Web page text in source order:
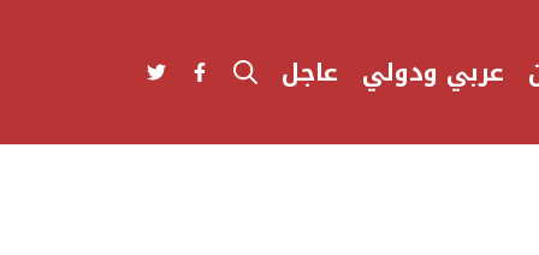
عربي ودولي عاجل